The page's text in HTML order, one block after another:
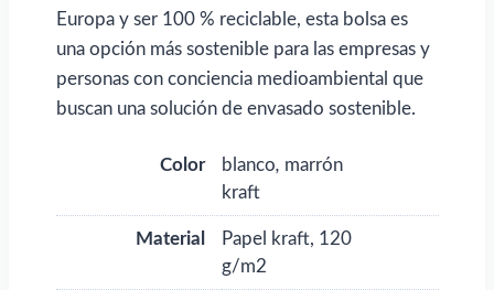
cantidad
Europa y ser 100 % reciclable, esta bolsa es
una opción más sostenible para las empresas y
personas con conciencia medioambiental que
buscan una solución de envasado sostenible.
Color blanco, marrón
kraft
Material
Papel kraft, 120
g/m2